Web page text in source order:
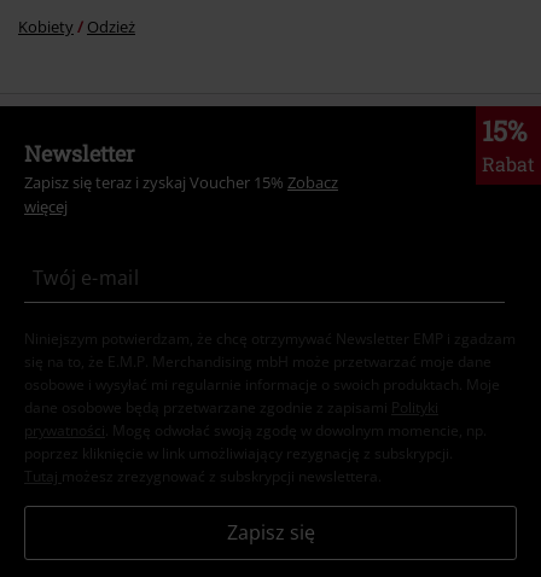
Kobiety Odzież
15%
Rabat
Newsletter
Zapisz się teraz i zyskaj Voucher 15% Zobacz
więcej
Niniejszym potwierdzam, że chcę otrzymywać Newsletter EMP i zgadzam
się na to, że E.M.P. Merchandising mbH może przetwarzać moje dane
osobowe i wysyłać mi regularnie informacje o swoich produktach. Moje
dane osobowe będą przetwarzane zgodnie z zapisami
Polityki
prywatności . Mogę odwołać swoją zgodę w dowolnym momencie, np.
poprzez kliknięcie w link umożliwiający rezygnację z subskrypcji.
Tutaj możesz zrezygnować z subskrypcji newslettera.
Zapisz się